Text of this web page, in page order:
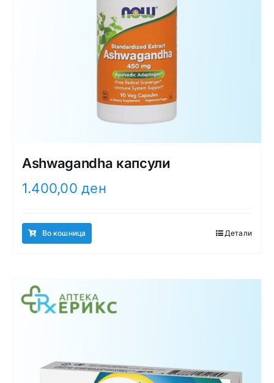
Ashwagandha капсули
1.400,00ден
Во кошница Детали